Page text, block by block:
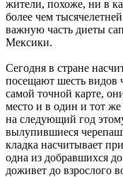
жители, похоже, ни в
более чем
важную часть диеты
Мексики.
Сегодня в стране
посещают шесть видов
самой точной карте,
место и в один и тот
на следующий год
вылупившиеся
кладка насчитывает
одна из добравшихся
доживет до взрослого